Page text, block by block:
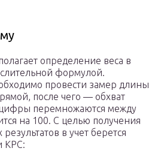
определение веса в
формулой.
провести замер длины
после чего — обхват
перемножаются между
на 100. С целью получения
в учет берется
КРС: